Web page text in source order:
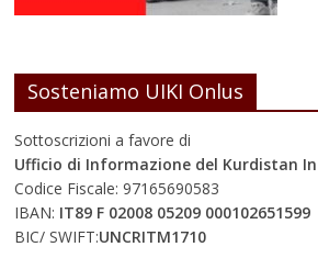
Sosteniamo UIKI Onlus
Sottoscrizioni a favore di
Ufficio di Informazione del Kurdistan
Codice Fiscale: 97165690583
IBAN: IT89 F 02008 05209 000102651599
BIC/ SWIFT:UNCRITM1710